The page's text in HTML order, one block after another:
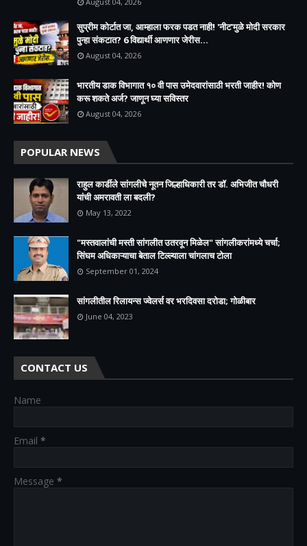
सुप्रीम कोर्टात जा, आम्हाला फरक पडत नाही! 'नीट'मुळे मोदी सरकार
पुन्हा संकटात? 6 विद्यार्थी आणणार जेरीस...
August 04, 2026
भारतीय डाक विभागात १० वी पास उमेदवारांसाठी भरती जाहीर! कोण
करू शकते अर्ज? जाणून घ्या सविस्तर
August 04, 2026
POPULAR NEWS
राहुल कार्डीले सांगलीचे नूतन जिल्हाधिकारी तर डॉ. अभिजीत चौधरी
यांची अमरावती ला बदली?
May 13, 2022
"मस्तवालांची मस्ती सांगलीत उतरवून मिळेल" सांगलीकरांमध्ये चर्चा;
सिंघम अधिकाऱ्याचा बेताल टिल्ल्याला चांगलाच टोला
September 01, 2024
सांगलीतील रिलायन्स ज्वेलर्स वर भरदिवसा दरोडा; गोळीबार
June 04, 2023
CONTACT US
Name
Email *
Message *